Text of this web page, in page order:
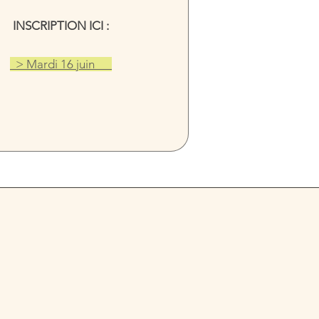
INSCRIPTION ICI :
> Mardi 16 juin